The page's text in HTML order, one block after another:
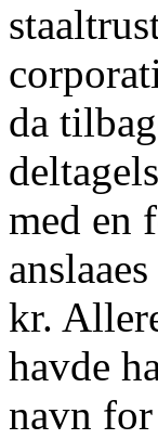
da
med en
kr.
havde
navn